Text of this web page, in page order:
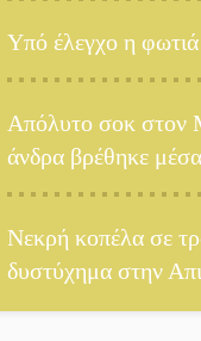
στις
Υπό έλεγχο η
Απόλυτο σοκ στον
άνδρα βρέθηκε
Νεκρή κοπέλα σε
δυστύχημα στην